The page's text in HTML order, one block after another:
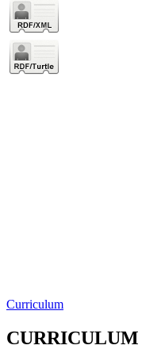
Curriculum
CURRICULUM